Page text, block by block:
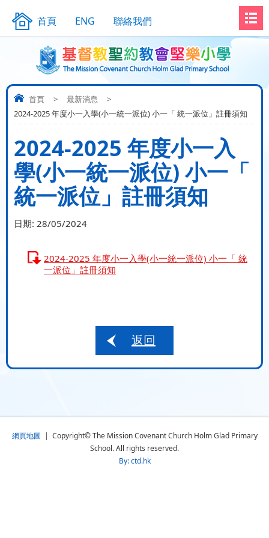
首頁 ENG 聯絡我們
首頁 > 最新消息
>
2024-2025 年度小一入學(小一統一派位) 小一「 統一派位」註冊須知
2024-2025 年度小一入
學(小一統一派位) 小一「
統一派位」註冊須知
日期: 28/05/2024
2024-2025 年度小一入學(小一統一派位) 小一「 統
一派位」註冊須知
返回
網頁地圖 | Copyright© The Mission Covenant Church Holm Glad Primary
School. All rights reserved.
By: ctd.hk